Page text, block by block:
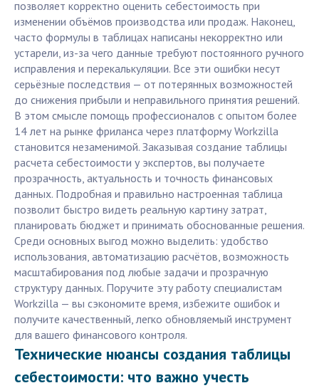
позволяет корректно оценить себестоимость при
изменении объёмов производства или продаж. Наконец,
часто формулы в таблицах написаны некорректно или
устарели, из-за чего данные требуют постоянного ручного
исправления и перекалькуляции. Все эти ошибки несут
серьёзные последствия — от потерянных возможностей
до снижения прибыли и неправильного принятия решений.
В этом смысле помощь профессионалов с опытом более
14 лет на рынке фриланса через платформу Workzilla
становится незаменимой. Заказывая создание таблицы
расчета себестоимости у экспертов, вы получаете
прозрачность, актуальность и точность финансовых
данных. Подробная и правильно настроенная таблица
позволит быстро видеть реальную картину затрат,
планировать бюджет и принимать обоснованные решения.
Среди основных выгод можно выделить: удобство
использования, автоматизацию расчётов, возможность
масштабирования под любые задачи и прозрачную
структуру данных. Поручите эту работу специалистам
Workzilla — вы сэкономите время, избежите ошибок и
получите качественный, легко обновляемый инструмент
для вашего финансового контроля.
Технические нюансы создания таблицы
себестоимости: что важно учесть